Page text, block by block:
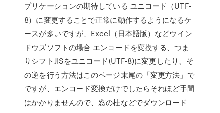
プリケーションの期待している ユニコード（UTF-
8）に変更することで正常に動作するようになるケ
ースが多いですが、Excel（日本語版）などウイン
ドウズソフトの場合 エンコードを変換する、つま
りシフトJISをユニコード(UTF-8)に変更したり、そ
の逆を行う方法はこのページ末尾の「変更方法」で
ですが、エンコード変換だけでしたらそれほど手間
はかかりませんので、窓の杜などでダウンロード